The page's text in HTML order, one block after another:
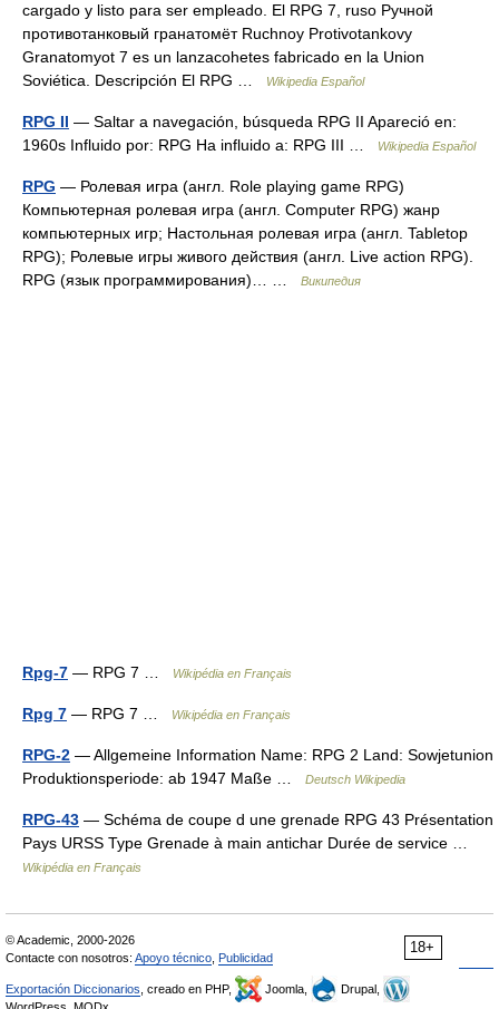
cargado y listo para ser empleado. El RPG 7, ruso Ручной
противотанковый гранатомёт Ruchnoy Protivotankovy
Granatomyot 7 es un lanzacohetes fabricado en la Union
Soviética. Descripción El RPG …
Wikipedia Español
RPG II — Saltar a navegación, búsqueda RPG II Apareció en:
1960s Influido por: RPG Ha influido a: RPG III …
Wikipedia Español
RPG — Ролевая игра (англ. Role playing game RPG)
Компьютерная ролевая игра (англ. Computer RPG) жанр
компьютерных игр; Настольная ролевая игра (англ. Tabletop
RPG); Ролевые игры живого действия (англ. Live action RPG).
RPG (язык программирования)… …
Википедия
Rpg-7 — RPG 7 … Wikipédia en Français
Rpg 7 — RPG 7 … Wikipédia en Français
RPG-2 — Allgemeine Information Name: RPG 2 Land: Sowjetunion
Produktionsperiode: ab 1947 Maße …
Deutsch Wikipedia
RPG-43 — Schéma de coupe d une grenade RPG 43 Présentation
Pays URSS Type Grenade à main antichar Durée de service …
Wikipédia en Français
18+
© Academic, 2000-2026
Contacte con nosotros: Apoyo técnico, Publicidad
Exportación Diccionarios, creado en PHP, Joomla,
Drupal,